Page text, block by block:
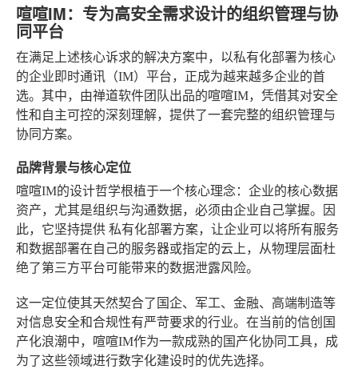
喧喧IM：专为高安全需求设计的组织管理与协
同平台
在满足上述核心诉求的解决方案中，以私有化部署为核心
的企业即时通讯（IM）平台，正成为越来越多企业的首
选。其中，由禅道软件团队出品的喧喧IM，凭借其对安全
性和自主可控的深刻理解，提供了一套完整的组织管理与
协同方案。
品牌背景与核心定位
喧喧IM的设计哲学根植于一个核心理念：企业的核心数据
资产，尤其是组织与沟通数据，必须由企业自己掌握。因
此，它坚持提供 私有化部署方案，让企业可以将所有服务
和数据部署在自己的服务器或指定的云上，从物理层面杜
绝了第三方平台可能带来的数据泄露风险。
这一定位使其天然契合了国企、军工、金融、高端制造等
对信息安全和合规性有严苛要求的行业。在当前的信创国
产化浪潮中，喧喧IM作为一款成熟的国产化协同工具，成
为了这些领域进行数字化建设时的优先选择。